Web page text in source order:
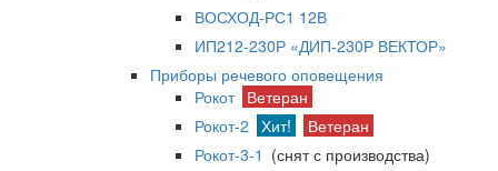
ВОСХОД-РС1 12В
ИП212-230Р «ДИП-230Р ВЕКТОР»
Приборы речевого оповещения
Рокот Ветеран
Рокот-2 Хит!
Ветеран
Рокот-3-1 (снят с производства)